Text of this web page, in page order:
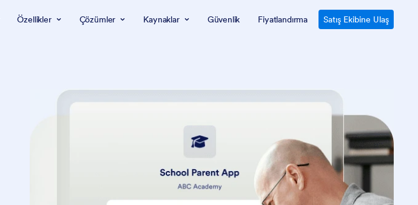
Özellikler Çözümler Kaynaklar Güvenlik Fiyatlandırma Satış Ekibine Ulaş